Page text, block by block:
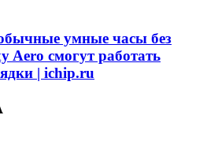
умные часы без
Aero смогут работать
| ichip.ru